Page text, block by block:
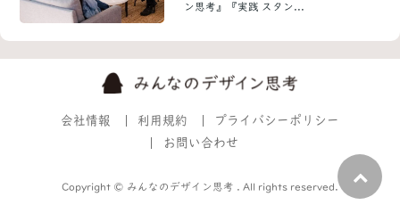
ン思考』『実践 スタン...
会社情報 利用規約
プライバシーポリシー
お問い合わせ
Copyright © みんなのデザイン思考 . All rights reserved.